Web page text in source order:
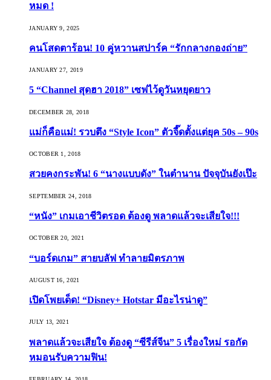
หมด !
JANUARY 9, 2025
คนโสดตาร้อน! 10 คู่หวานสปาร์ค “รักกลางกองถ่าย”
JANUARY 27, 2019
5 “Channel สุดฮา 2018” เซฟไว้ดูวันหยุดยาว
DECEMBER 28, 2018
แม่ก็คือแม่! รวบตึง “Style Icon” ตัวจี๊ดตั้งแต่ยุค 50s – 90s
OCTOBER 1, 2018
สวยคงกระพัน! 6 “นางแบบดัง” ในตำนาน ปัจจุบันยังเป๊ะ
SEPTEMBER 24, 2018
“หนัง” เกมเอาชีวิตรอด ต้องดู พลาดแล้วจะเสียใจ!!!
OCTOBER 20, 2021
“บอร์ดเกม” สายบลัฟ ทำลายมิตรภาพ
AUGUST 16, 2021
เปิดโพยเด็ด! “Disney+ Hotstar มีอะไรน่าดู”
JULY 13, 2021
พลาดแล้วจะเสียใจ ต้องดู “ซีรีส์จีน” 5 เรื่องใหม่ รอกัด
หมอนรับความฟิน!